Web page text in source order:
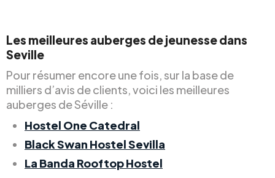
Les meilleures auberges de jeunesse dans
Seville
Pour résumer encore une fois, sur la base de
milliers d’avis de clients, voici les meilleures
auberges de Séville :
Hostel One Catedral
Black Swan Hostel Sevilla
La Banda Rooftop Hostel